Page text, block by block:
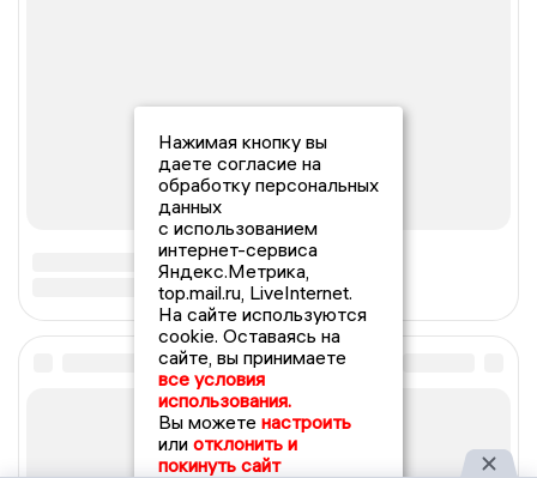
Нажимая кнопку вы
даете согласие на
обработку персональных
данных
с использованием
интернет-сервиса
Яндекс.Метрика,
top.mail.ru, LiveInternet.
На сайте используются
cookie. Оставаясь на
сайте, вы принимаете
все условия
использования.
Вы можете настроить
или отклонить и
покинуть сайт